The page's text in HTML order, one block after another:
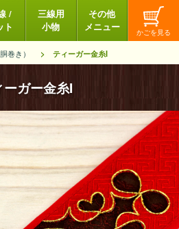
/
ト
三線用
小物
その他
メニュー
巻き） ティーガー金糸I
ーガー金糸I